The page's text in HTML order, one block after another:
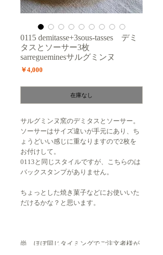
0115 demitasse+3sous-tasses デミ
タスとソーサー3枚
sarregueminesサルグミンヌ
￥4,000
在庫なし
サルグミンヌ窯のデミタスとソーサー。
ソーサーはサイズ違いが手元にあり、ち
ょうどいい感じに重なりますので2枚を
お付けして。
0113と同じスタイルですが、こちらのは
バックスタンプがありません。
ちょっとした焼き菓子などにお使いいた
だけるかな？と思います。
尚、ほぼ同じタイミングでご注文者様が